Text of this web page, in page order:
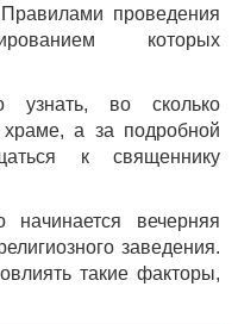
проведения
которых
во сколько
храме, а за подробной
к священнику
вечерняя
заведения.
такие факторы,